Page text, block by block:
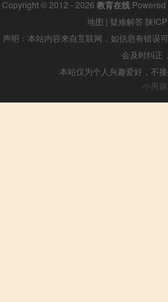
Copyright © 2012 - 2026 教育在线 Powered
地图 | 疑难解答 陕
声明：本站内容来自互联网，如信息有错误
会及时纠正
本站仅为个人兴趣爱好，不
小男孩